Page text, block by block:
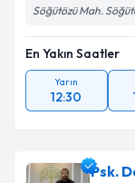
Söğütözü Mah.
En Yakın Saatler
Yarın
12:30
Psk.